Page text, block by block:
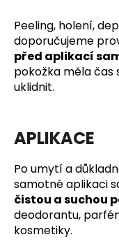
Peeling, holení,
doporučujeme
před aplikací
pokožka měla
uklidnit.
APLIKACE
Po umytí a
samotné aplikaci
čistou a suchou
deodorantu,
kosmetiky.